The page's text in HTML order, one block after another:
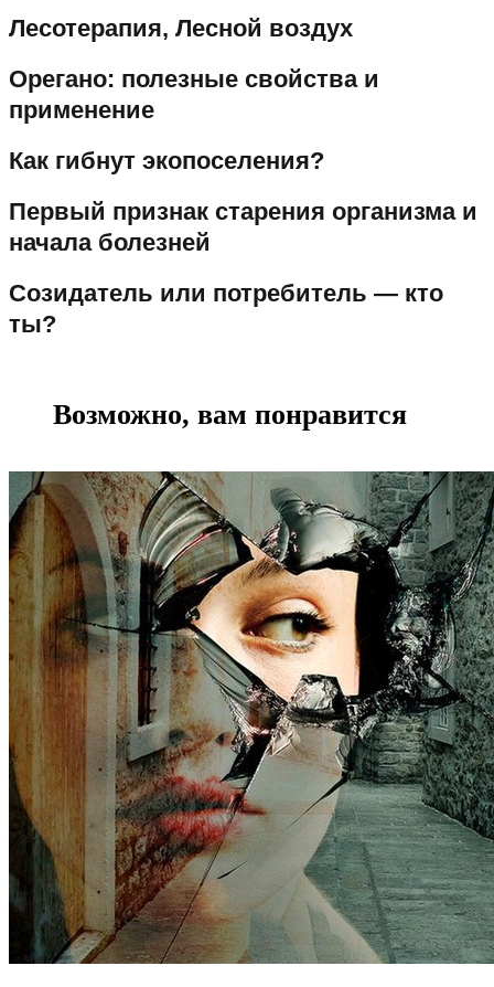
Лесотерапия, Лесной воздух
Орегано: полезные свойства и
применение
Как гибнут экопоселения?
Первый признак старения организма и
начала болезней
Созидатель или потребитель — кто
ты?
Возможно, вам понравится